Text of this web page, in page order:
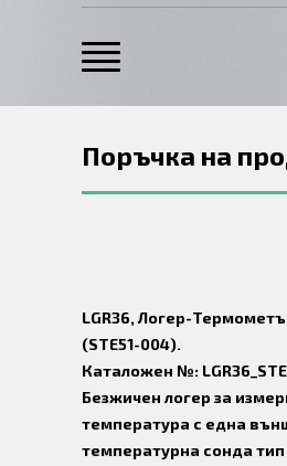
Поръчка на
LGR36, Логер-
(STE51-004).
Каталожен №:
Безжичен логер за
температура с една
температурна сонда тип